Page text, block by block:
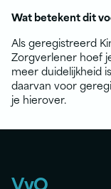
Wat betekent dit
Als geregistreerd
Zorgverlener hoef
meer duidelijkheid
daarvan voor
je hierover.
VvO